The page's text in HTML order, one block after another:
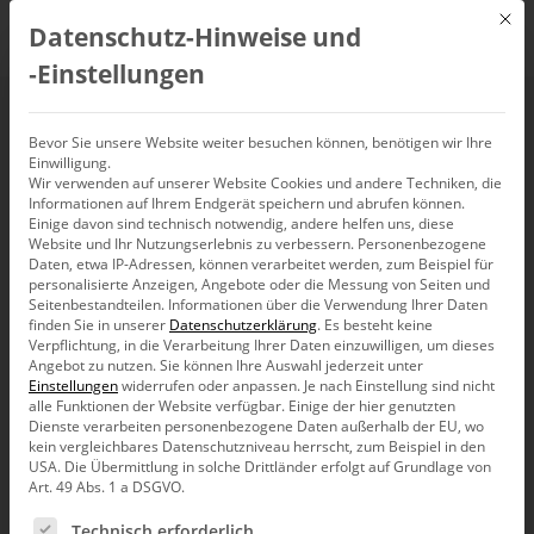
DeltaMaster III –
Berichtsorganisation
und -distribution
29. April 2020, 9:00–17:00Uhr,Nürnberg
Mit
Datenschutz-Hinweise und
‑Einstellungen
Bevor Sie unsere Website weiter besuchen können, benötigen wir Ihre
Einwilligung.
Wir verwenden auf unserer Website Cookies und andere Techniken, die
Informationen auf Ihrem Endgerät speichern und abrufen können.
Einige davon sind technisch notwendig, andere helfen uns, diese
Website und Ihr Nutzungserlebnis zu verbessern. Personenbezogene
Daten, etwa IP-Adressen, können verarbeitet werden, zum Beispiel für
personalisierte Anzeigen, Angebote oder die Messung von Seiten und
Seitenbestandteilen. Informationen über die Verwendung Ihrer Daten
finden Sie in unserer Datenschutzerklärung. Es besteht keine
Verpflichtung, in die Verarbeitung Ihrer Daten einzuwilligen, um dieses
Angebot zu nutzen.Sie können Ihre Auswahl jederzeit unter
Einstellungenwiderrufen oder anpassen. Je nach Einstellung sind nicht
alle Funktionen der Website verfügbar. Einige der hier genutzten
Dienste verarbeiten personenbezogene Daten außerhalb der EU, wo
kein vergleichbares Datenschutzniveau herrscht, zum Beispiel in den
USA. Die Übermittlung in solche Drittländer erfolgt auf Grundlage von
Art. 49 Abs. 1 a DSGVO.
Es folgt eine Liste der Service-Gruppen, für die eine